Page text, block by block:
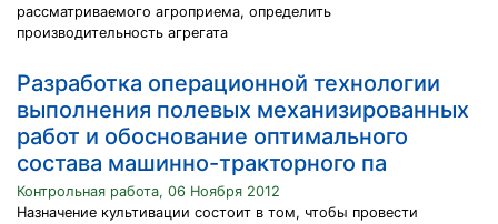
рассматриваемого агроприема, определить
производительность агрегата
Разработка операционной технологии
выполнения полевых механизированных
работ и обоснование оптимального
состава машинно-тракторного па
Контрольная работа, 06 Ноября 2012
Назначение культивации состоит в том, чтобы провести